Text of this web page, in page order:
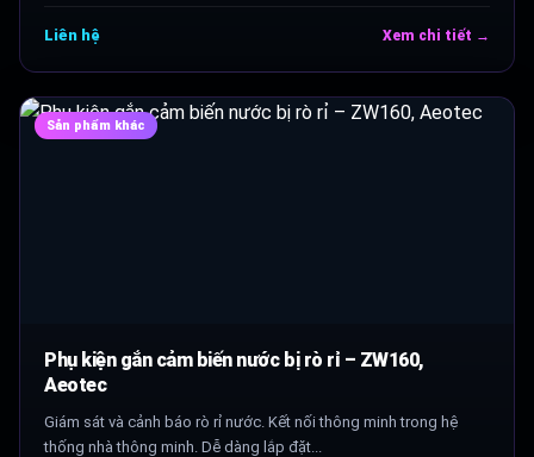
Liên hệ Xem chi tiết →
Sản phẩm khác
Phụ kiện gắn cảm biến nước bị rò rỉ – ZW160,
Aeotec
Giám sát và cảnh báo rò rỉ nước. Kết nối thông minh trong hệ
thống nhà thông minh. Dễ dàng lắp đặt...